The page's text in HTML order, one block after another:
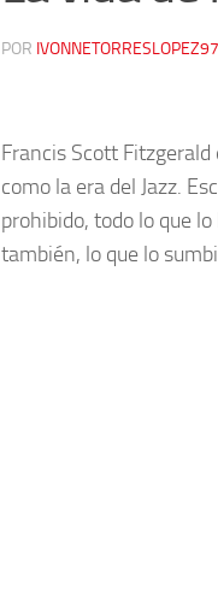
POR
Francis Scott
como la era del Jazz.
prohibido, todo lo que
también, lo que lo